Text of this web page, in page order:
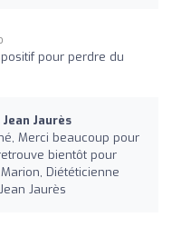
pour perdre du
Jaurès
Merci beaucoup pour
bientôt pour
Diététicienne
Jaurès